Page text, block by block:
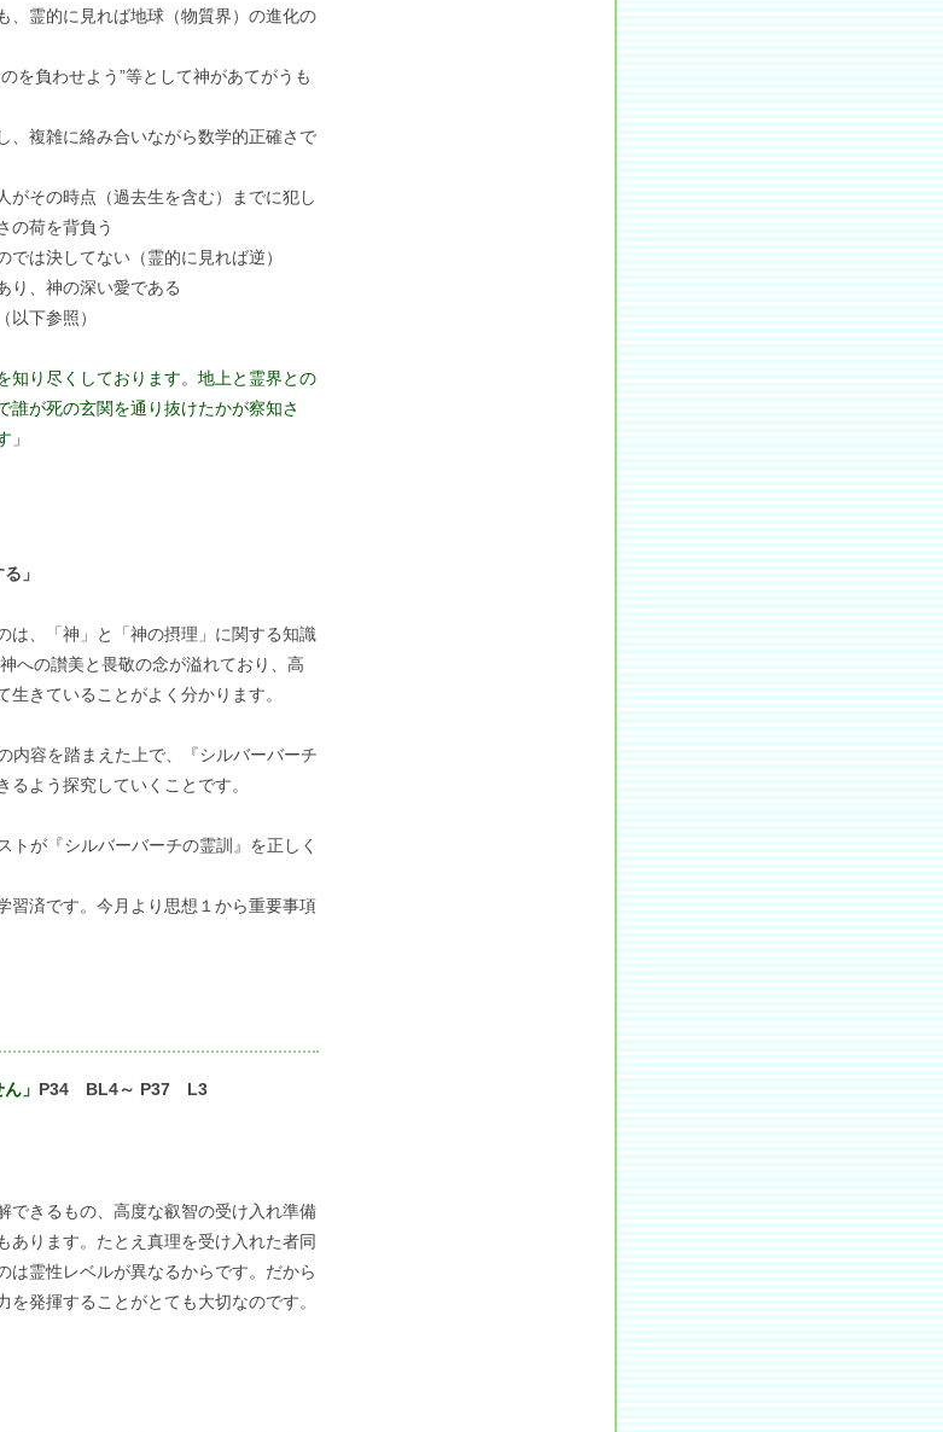
、霊的に見れば地球（物質界）の進化の
を負わせよう”等として神があてがうも
、複雑に絡み合いながら数学的正確さで
がその時点（過去生を含む）までに犯し
の荷を背負う
では決してない（霊的に見れば逆）
り、神の深い愛である
以下参照）
知り尽くしております。地上と霊界との
誰が死の玄関を通り抜けたかが察知さ
」
は、「神」と「神の摂理」に関する知識
への讃美と畏敬の念が溢れており、高
きていることがよく分かります。
内容を踏まえた上で、『シルバーバーチ
よう探究していくことです。
トが『シルバーバーチの霊訓』を正しく
習済です。今月より思想１から重要事項
」 P34 BL4～ P37 L3
できるもの、高度な叡智の受け入れ準備
あります。たとえ真理を受け入れた者同
は霊性レベルが異なるからです。だから
発揮することがとても大切なのです。